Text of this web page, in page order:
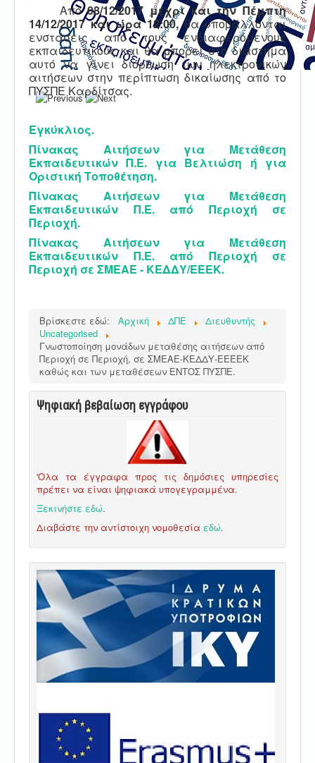
Από08/12/2017 μέχρι και την Πέμπτη
14/12/2017 και ώρα 12:00,θα υποβάλλονται
ενστάσεις από τους ενδιαφερόμενους
εκπαιδευτικούς και θα μπορεί στο διάστημα
αυτό να γίνει διόρθωση των ηλεκτρονικών
αιτήσεων στην περίπτωση δικαίωσης από το
ΠΥΣΠΕ Καρδίτσας.
Εγκύκλιος.
Πίνακας Αιτήσεων για Μετάθεση
Εκπαιδευτικών Π.Ε. για Βελτιώση ή για
Οριστική Τοποθέτηση.
Πίνακας Αιτήσεων για Μετάθεση
Εκπαιδευτικών Π.Ε. από Περιοχή σε
Περιοχή.
Πίνακας Αιτήσεων για Μετάθεση
Εκπαιδευτικών Π.Ε. από Περιοχή σε
Περιοχή σε ΣΜΕΑΕ - ΚΕΔΔΥ/ΕΕΕΚ.
Βρίσκεστε εδώ: Αρχική ΔΠΕ
Διευθυντής
Uncategorised
Γνωστοποίηση μονάδων μεταθέσης αιτήσεων από
Περιοχή σε Περιοχή, σε ΣΜΕΑΕ-ΚΕΔΔΥ-ΕΕΕΕΚ
καθώς και των μεταθέσεων ΕΝΤΟΣ ΠΥΣΠΕ.
Ψηφιακή βεβαίωση εγγράφου
'Ολα τα έγγραφα προς τις δημόσιες υπηρεσίες
πρέπει να είναι ψηφιακά υπογεγραμμένα.
Ξεκινήστε εδώ.
Διαβάστε την αντίστοιχη νομοθεσία εδώ.